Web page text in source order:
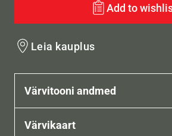
Add to
Leia kauplus
Värvitooni andmed
Värvikaart